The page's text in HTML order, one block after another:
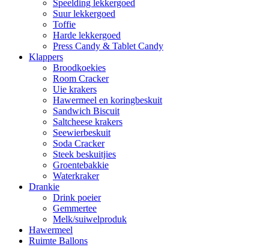
Speelding lekkergoed
Suur lekkergoed
Toffie
Harde lekkergoed
Press Candy & Tablet Candy
Klappers
Broodkoekies
Room Cracker
Uie krakers
Hawermeel en koringbeskuit
Sandwich Biscuit
Saltcheese krakers
Seewierbeskuit
Soda Cracker
Steek beskuitjies
Groentebakkie
Waterkraker
Drankie
Drink poeier
Gemmertee
Melk/suiwelproduk
Hawermeel
Ruimte Ballons